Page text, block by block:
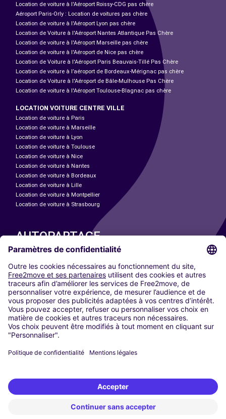
Location de voiture à l'Aéroport Roissy-CDG pas chère
Aéroport Paris-Orly : Location de voitures pas chère
Location de voiture à l'Aéroport Lyon pas chère
Location de Voiture à l'Aéroport Nantes Atlantique Pas Chère
Location de voiture à l'Aéroport Marseille pas chère
Location de voiture à l'Aéroport de Nice pas chère
Location de Voiture à l'Aéroport Paris Beauvais-Tillé Pas Chère
Location de voiture à l’aéroport de Bordeaux-Mérignac pas chère
Location de Voiture à l'Aéroport de Bâle-Mulhouse Pas Chère
Location de voiture à l'Aéroport Toulouse-Blagnac pas chère
LOCATION VOITURE CENTRE VILLE
Location de voiture à Paris
Location de voiture à Marseille
Location de voiture à Lyon
Location de voiture à Toulouse
Location de voiture à Nice
Location de voiture à Nantes
Location de voiture à Bordeaux
Location de voiture à Lille
Location de voiture à Montpellier
Location de voiture à Strasbourg
AUTOPARTAGE
Paris
Madrid
Washington DC
Milan
Rome
Turin
Vienne
Berlin
Düsseldorf